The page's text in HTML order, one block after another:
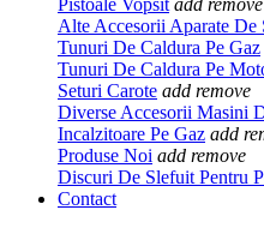
Pistoale Vopsit add remove
Alte Accesorii Aparate De
Tunuri De Caldura Pe Gaz
Tunuri De Caldura Pe
Seturi Carote add remove
Diverse Accesorii Masini
Incalzitoare Pe Gaz add
Produse Noi add remove
Discuri De Slefuit Pentru
Contact